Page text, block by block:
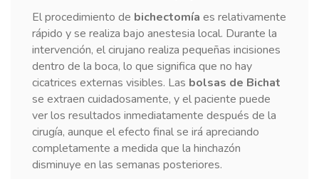
El procedimiento de bichectomía es relativamente
rápido y se realiza bajo anestesia local. Durante la
intervención, el cirujano realiza pequeñas incisiones
dentro de la boca, lo que significa que no hay
cicatrices externas visibles. Las bolsas de Bichat
se extraen cuidadosamente, y el paciente puede
ver los resultados inmediatamente después de la
cirugía, aunque el efecto final se irá apreciando
completamente a medida que la hinchazón
disminuye en las semanas posteriores.